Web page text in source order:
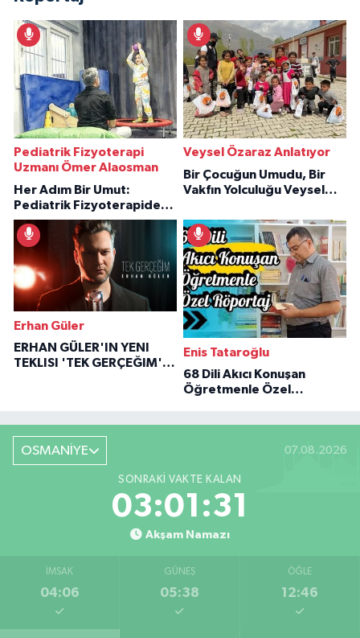
Pediatrik Fizyoterapi
Uzmanı Ömer Alaosman
Her Adım Bir Umut:
Pediatrik Fizyoterapiden
İlham Veren Hikâyeler
Veysel Özaraz Anlatıyor
Bir Çocuğun Umudu, Bir
Vakfın Yolculuğu Veysel
Erhan Güler
ERHAN GÜLER'IN YENI
TEKLISI 'TEK GERÇEĞIM'LE
Enis Tataroğlu
68 Dili Akıcı Konuşan
Öğretmenle Özel
OSMANİYE 07.08.2026
SONRAKI VAKTE KALAN
03:01:30
Akşam Namazı
İMSAK
04:06
GÜNEŞ
05:38
ÖĞLE
12:46